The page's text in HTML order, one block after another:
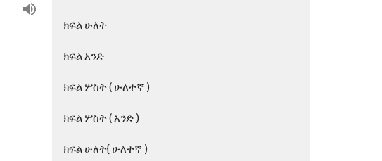
ክፍል ሁለት
ክፍል አንድ
ክፍል ሦስት ( ሁለተኛ )
ክፍል ሦስት ( አንድ )
ክፍል ሁለት{ ሁለተኛ )